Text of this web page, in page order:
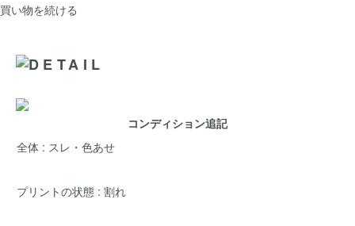
買い物を続ける
コンディション追記
全体 : スレ・色あせ
プリントの状態 : 割れ